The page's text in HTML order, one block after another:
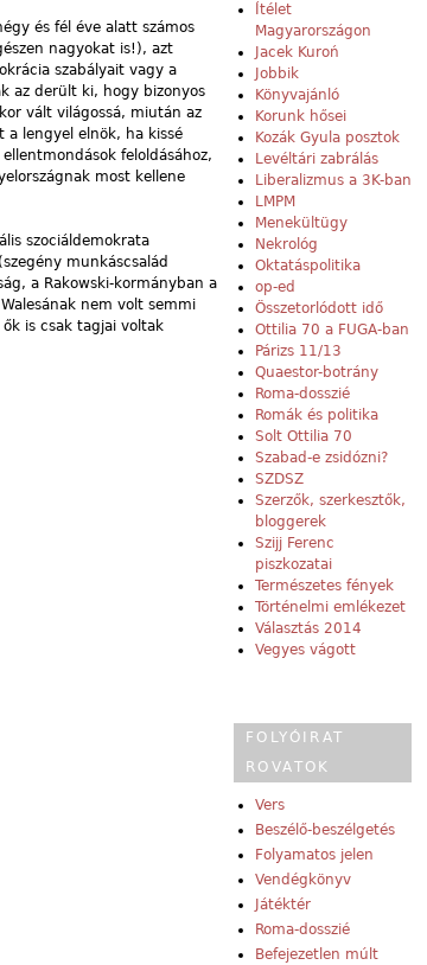
és fél éve alatt számos
nagyokat is!), azt
szabályait vagy a
az derült ki, hogy bizonyos
vált világossá, miután az
a lengyel elnök, ha kissé
feloldásához,
most kellene
szociáldemokrata
munkáscsalád
a Rakowski-kormányban a
nem volt semmi
is csak tagjai voltak
Ítélet
Magyarországon
Jacek Kuroń
Jobbik
Könyvajánló
Korunk hősei
Kozák Gyula posztok
Levéltári zabrálás
Liberalizmus a 3K-ban
LMPM
Menekültügy
Nekrológ
Oktatáspolitika
op-ed
Összetorlódott idő
Ottilia 70 a FUGA-ban
Párizs 11/13
Quaestor-botrány
Roma-dosszié
Romák és politika
Solt Ottilia 70
Szabad-e zsidózni?
SZDSZ
Szerzők, szerkesztők,
bloggerek
Szijj Ferenc
piszkozatai
Természetes fények
Történelmi emlékezet
Választás 2014
Vegyes vágott
FOLYÓIRAT
ROVATOK
Vers
Beszélő-beszélgetés
Folyamatos jelen
Vendégkönyv
Játéktér
Roma-dosszié
Befejezetlen múlt